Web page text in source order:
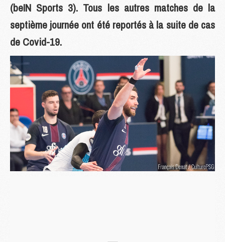
(beIN Sports 3). Tous les autres matches de la
septième journée ont été reportés à la suite de cas
de Covid-19.